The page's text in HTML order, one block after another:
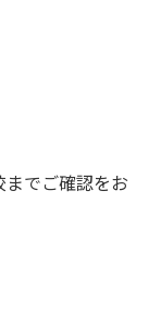
までご確認をお